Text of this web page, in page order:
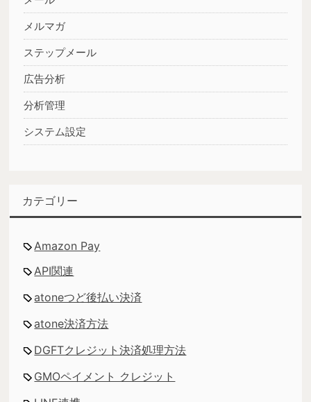
メルマガ
ステップメール
広告分析
分析管理
システム設定
カテゴリー
Amazon Pay
API関連
atoneつど後払い決済
atone決済方法
DGFTクレジット決済処理方法
GMOペイメント クレジット